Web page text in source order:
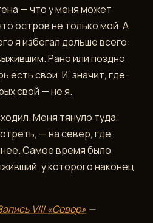
— что у меня может
остров не только мой. А
я избегал дольше всего:
Рано или поздно
есть свои. И, значит, где-
свой — не я.
Меня тянуло туда,
— на север, где,
Самое время было
у которого наконец
VIII «Север» —